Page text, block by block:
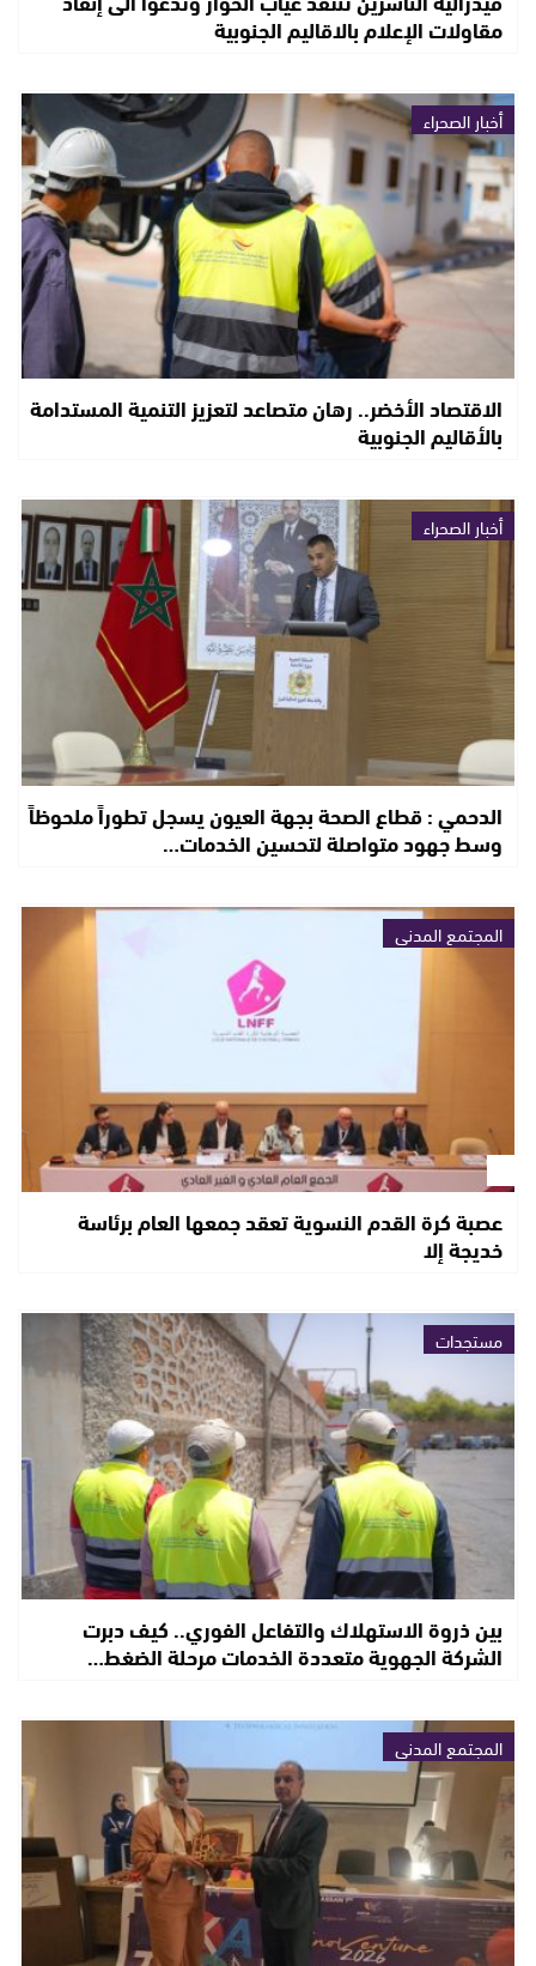
مقاولات الإعلام بالاقاليم الجنوبية
أخبار الصحراء
الاقتصاد الأخضر.. رهان متصاعد لتعزيز التنمية المستدامة
بالأقاليم الجنوبية
أخبار الصحراء
الدحمي : قطاع الصحة بجهة العيون يسجل تطوراً ملحوظاً
وسط جهود متواصلة لتحسين الخدمات…
المجتمع المدني
عصبة كرة القدم النسوية تعقد جمعها العام برئاسة
خديجة إلا
مستجدات
بين ذروة الاستهلاك والتفاعل الفوري.. كيف دبرت
الشركة الجهوية متعددة الخدمات مرحلة الضغط…
المجتمع المدني